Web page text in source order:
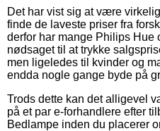
Det har vist sig at være
finde de laveste priser fra
derfor har mange Philips Hue
nødsaget til at trykke
men ligeledes til kvinder og
endda nogle gange byde på
Trods dette kan det alligevel
på et par e-forhandlere efter
Bedlampe inden du placerer